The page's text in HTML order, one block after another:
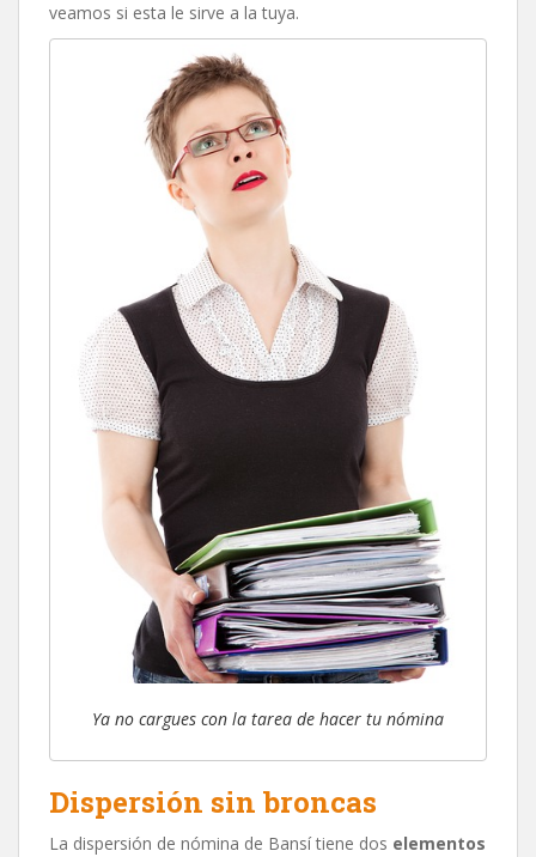
veamos si esta le sirve a la tuya.
Ya no cargues con la tarea de hacer tu nómina
Dispersión sin broncas
La dispersión de nómina de Bansí tiene dos elementos